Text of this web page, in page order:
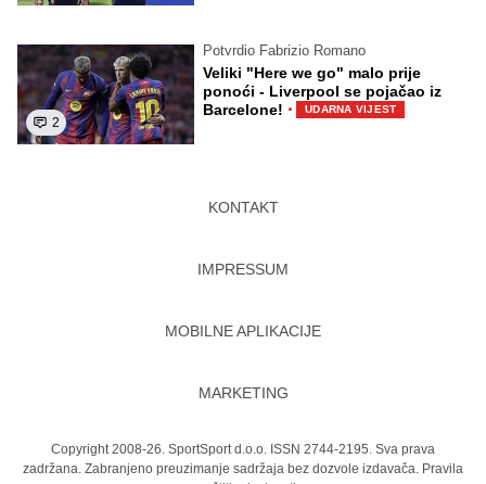
2
Potvrdio Fabrizio Romano
Veliki "Here we go" malo prije
ponoći - Liverpool se pojačao iz
Barcelone! · UDARNA VIJEST
KONTAKT
IMPRESSUM
MOBILNE APLIKACIJE
MARKETING
Copyright 2008-26. SportSport d.o.o. ISSN 2744-2195. Sva prava
zadržana. Zabranjeno preuzimanje sadržaja bez dozvole izdavača. Pravila